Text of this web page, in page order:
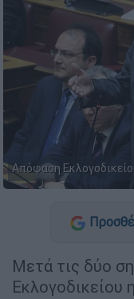
Απόφαση
Μετά τις δύο
Εκλογοδικείου η